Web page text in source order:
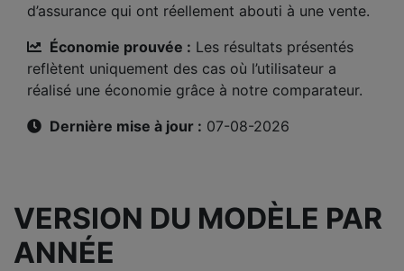
d’assurance qui ont réellement abouti à une vente.
Économie prouvée : Les résultats présentés
reflètent uniquement des cas où l’utilisateur a
réalisé une économie grâce à notre comparateur.
Dernière mise à jour : 07-08-2026
VERSION DU MODÈLE PAR
ANNÉE